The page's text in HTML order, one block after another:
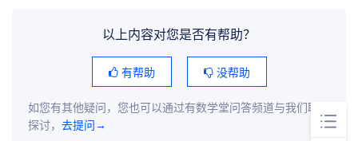
以上内容对您是否有帮助？
有帮助 没帮助
如您有其他疑问，您也可以通过有数学堂问答频道与我们联系
探讨， 去提问→